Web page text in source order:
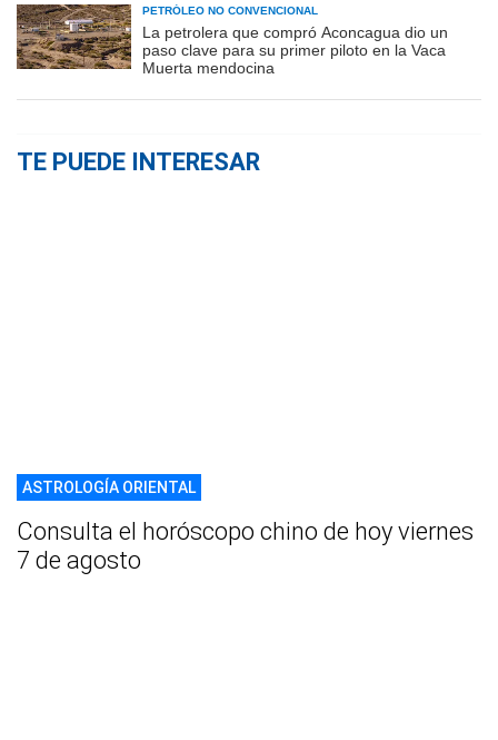
PETRÓLEO NO CONVENCIONAL
La petrolera que compró Aconcagua dio un
paso clave para su primer piloto en la Vaca
Muerta mendocina
TE PUEDE INTERESAR
ASTROLOGÍA ORIENTAL
Consulta el horóscopo chino de hoy viernes
7 de agosto